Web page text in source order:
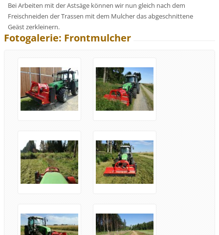
Bei Arbeiten mit der Astsäge können wir nun gleich nach dem
Freischneiden der Trassen mit dem Mulcher das abgeschnittene
Geäst zerkleinern.
Fotogalerie: Frontmulcher